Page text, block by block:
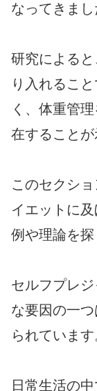
なってきまし
研究による
り入れるこ
く、体重管
在することが
このセクシ
イエットに
例や理論を探
セルフプレ
な要因の一
られています
日常生活の